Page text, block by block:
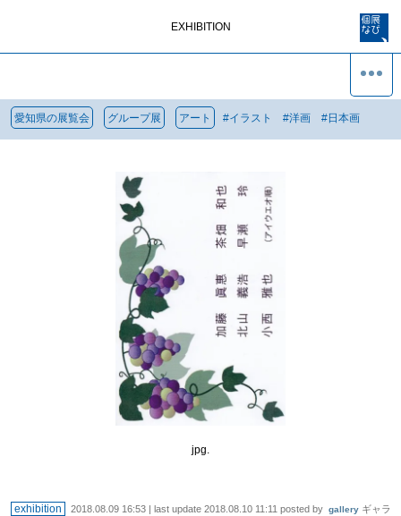
EXHIBITION
愛知県の展覧会 グループ展 アート #イラスト #洋画 #日本画
jpg.
exhibition 2018.08.09 16:53| last update 2018.08.10 11:11 posted by gallery ギャラ